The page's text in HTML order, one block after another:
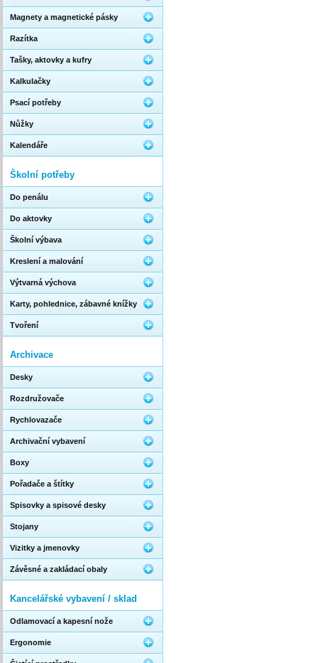
Magnety a magnetické pásky
Razítka
Tašky, aktovky a kufry
Kalkulačky
Psací potřeby
Nůžky
Kalendáře
Školní potřeby
Do penálu
Do aktovky
Školní výbava
Kreslení a malování
Výtvarná výchova
Karty, pohlednice, zábavné knížky
Tvoření
Archivace
Desky
Rozdružovače
Rychlovazače
Archivační vybavení
Boxy
Pořadače a štítky
Spisovky a spisové desky
Stojany
Vizitky a jmenovky
Závěsné a zakládací obaly
Kancelářské vybavení / sklad
Odlamovací a kapesní nože
Ergonomie